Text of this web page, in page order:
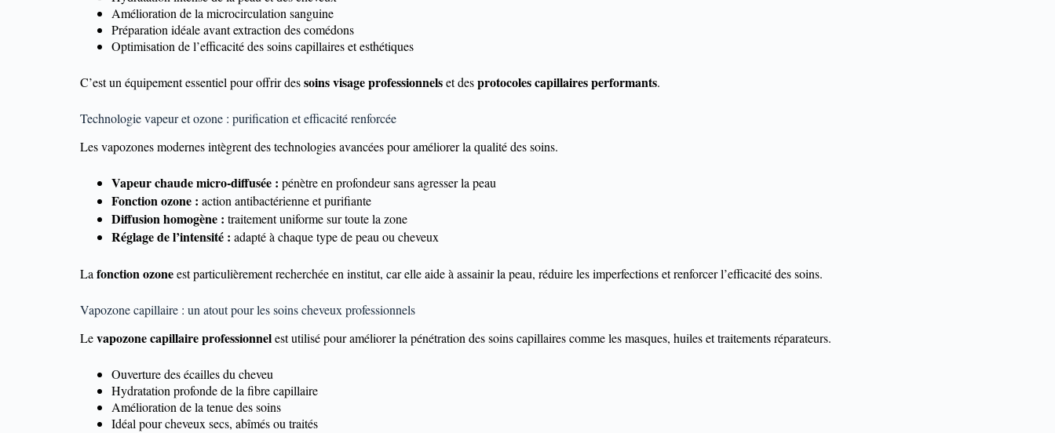
Amélioration de la microcirculation sanguine
Préparation idéale avant extraction des comédons
Optimisation de l’efficacité des soins capillaires et esthétiques
C’est un équipement essentiel pour offrir dessoins visage professionnelset desprotocoles capillaires performants.
Technologie vapeur et ozone : purification et efficacité renforcée
Les vapozones modernes intègrent des technologies avancées pour améliorer la qualité des soins.
Vapeur chaude micro-diffusée : pénètre en profondeur sans agresser la peau
Fonction ozone : action antibactérienne et purifiante
Diffusion homogène : traitement uniforme sur toute la zone
Réglage de l’intensité : adapté à chaque type de peau ou cheveux
La fonction ozoneest particulièrement recherchée en institut, car elle aide à assainir la peau, réduire les imperfections et renforcer l’efficacité des soins.
Vapozone capillaire : un atout pour les soins cheveux professionnels
Levapozone capillaire professionnelest utilisé pour améliorer la pénétration des soins capillaires comme les masques, huiles et traitements réparateurs.
Ouverture des écailles du cheveu
Hydratation profonde de la fibre capillaire
Amélioration de la tenue des soins
Idéal pour cheveux secs, abîmés ou traités